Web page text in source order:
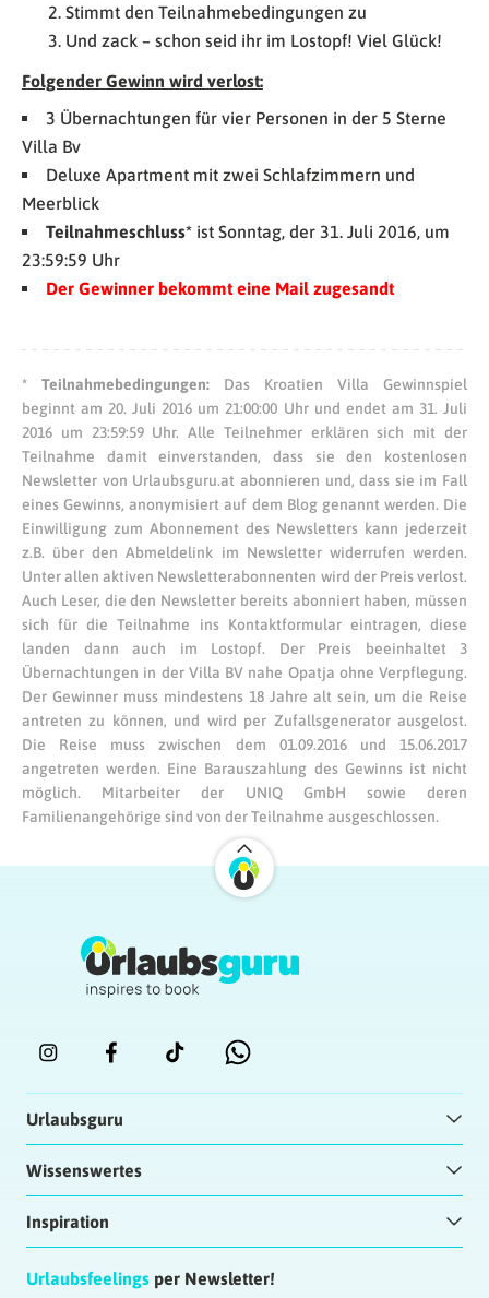
Stimmt den Teilnahmebedingungen zu
Und zack – schon seid ihr im Lostopf! Viel Glück!
Folgender Gewinn wird verlost:
3 Übernachtungen für vier Personen in der 5 Sterne
Villa Bv
Deluxe Apartment mit zwei Schlafzimmern und
Meerblick
Teilnahmeschluss* ist Sonntag, der 31. Juli 2016, um
23:59:59 Uhr
Der Gewinner bekommt eine Mail zugesandt
* Teilnahmebedingungen: Das Kroatien Villa Gewinnspiel
beginnt am 20. Juli 2016 um 21:00:00 Uhr und endet am 31. Juli
2016 um 23:59:59 Uhr. Alle Teilnehmer erklären sich mit der
Teilnahme damit einverstanden, dass sie den kostenlosen
Newsletter von Urlaubsguru.at abonnieren und, dass sie im Fall
eines Gewinns, anonymisiert auf dem Blog genannt werden. Die
Einwilligung zum Abonnement des Newsletters kann jederzeit
z.B. über den Abmeldelink im Newsletter widerrufen werden.
Unter allen aktiven Newsletterabonnenten wird der Preis verlost.
Auch Leser, die den Newsletter bereits abonniert haben, müssen
sich für die Teilnahme ins Kontaktformular eintragen, diese
landen dann auch im Lostopf. Der Preis beeinhaltet 3
Übernachtungen in der Villa BV nahe Opatja ohne Verpflegung.
Der Gewinner muss mindestens 18 Jahre alt sein, um die Reise
antreten zu können, und wird per Zufallsgenerator ausgelost.
Die Reise muss zwischen dem 01.09.2016 und 15.06.2017
angetreten werden. Eine Barauszahlung des Gewinns ist nicht
möglich. Mitarbeiter der UNIQ GmbH sowie deren
Familienangehörige sind von der Teilnahme ausgeschlossen.
Urlaubsguru
Wissenswertes
Inspiration
Urlaubsfeelings per Newsletter!